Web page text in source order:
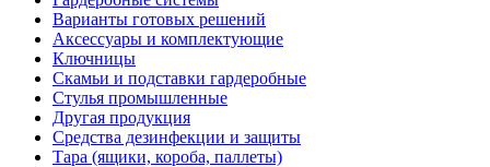
Варианты готовых решений
Аксессуары и комплектующие
Ключницы
Скамьи и подставки гардеробные
Стулья промышленные
Другая продукция
Средства дезинфекции и защиты
Тара (ящики, короба, паллеты)